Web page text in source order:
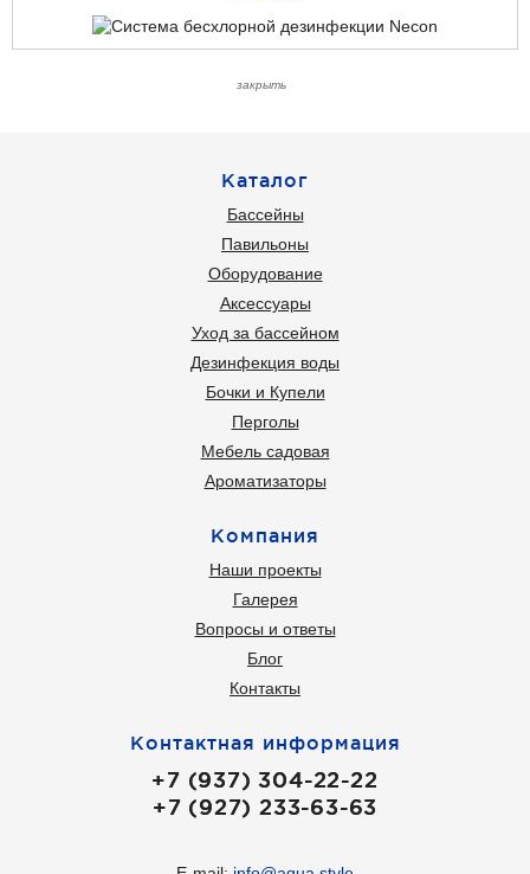
закрыть
Каталог
Бассейны
Павильоны
Оборудование
Аксессуары
Уход за бассейном
Дезинфекция воды
Бочки и Купели
Перголы
Мебель садовая
Ароматизаторы
Компания
Наши проекты
Галерея
Вопросы и ответы
Блог
Контакты
Контактная информация
+7 (937) 304-22-22
+7 (927) 233-63-63